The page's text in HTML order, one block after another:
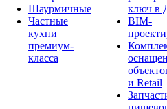
Шаурмичные
Частные
кухни
премиум-
класса
ключ в
BIM-
и Retail